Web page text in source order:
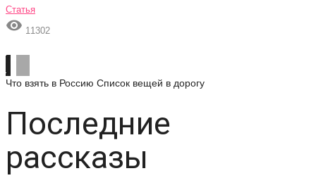
Статья
 11302
Что взять в Россию Список вещей в дорогу
Последние
рассказы